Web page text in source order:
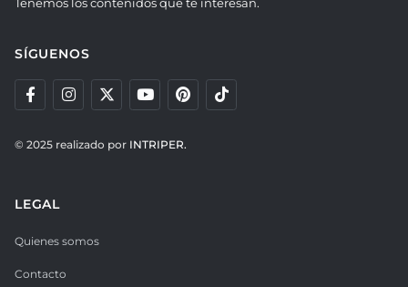
SÍGUENOS
© 2025 realizado por INTRIPER.
LEGAL
Quienes somos
Contacto